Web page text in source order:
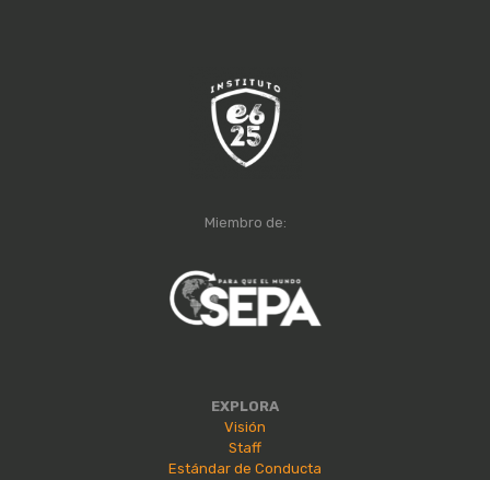
Miembro de:
EXPLORA
Visión
Staff
Estándar de Conducta